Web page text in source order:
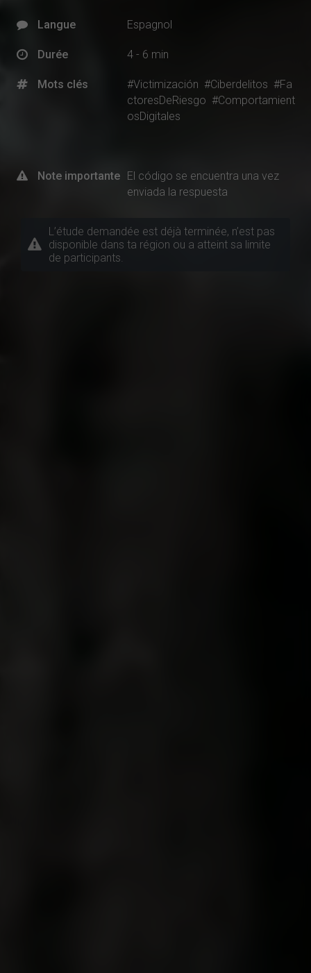
Langue Espagnol
Durée 4 - 6 min
Mots clés #Victimización #Ciberdelitos #Fa
ctoresDeRiesgo #Comportamient
osDigitales
Note importante El código se encuentra una vez
enviada la respuesta
L’étude demandée est déjà terminée, n’est pas
disponible dans ta région ou a atteint sa limite
de participants.